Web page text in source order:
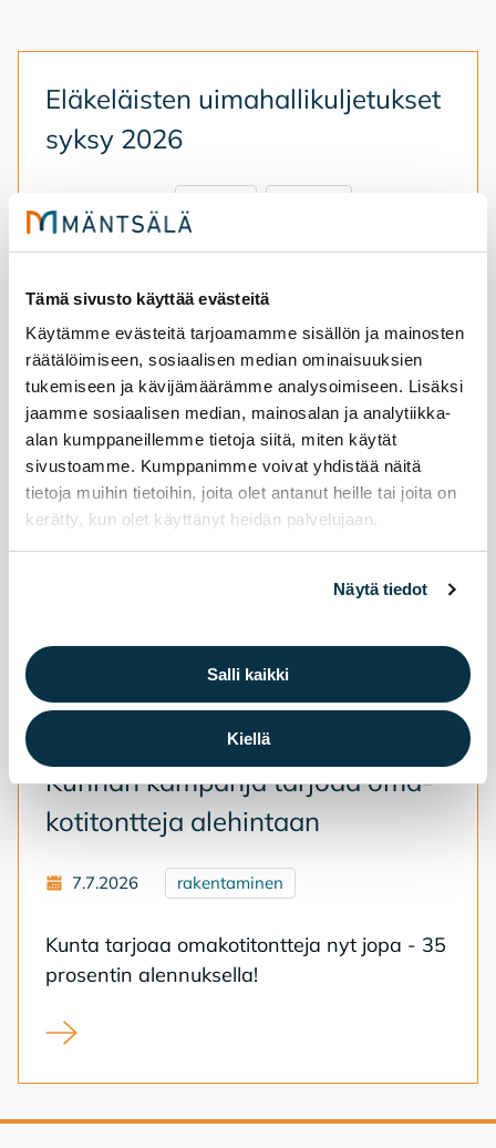
Tämä sivusto käyttää evästeitä
Käytämme evästeitä tarjoamamme sisällön ja mainosten
räätälöimiseen, sosiaalisen median ominaisuuksien
tukemiseen ja kävijämäärämme analysoimiseen. Lisäksi
jaamme sosiaalisen median, mainosalan ja analytiikka-
alan kumppaneillemme tietoja siitä, miten käytät
sivustoamme. Kumppanimme voivat yhdistää näitä
tietoja muihin tietoihin, joita olet antanut heille tai joita on
kerätty, kun olet käyttänyt heidän palvelujaan.
Näytä tiedot
Salli kaikki
Kiellä
Elä­ke­läis­ten ui­ma­hal­li­kul­je­tuk­set
syk­sy 2026
Elä­ke­läis­ten uin­ti­kul­je­tuk­set jat­ku­vat syys­
kuus­sa. Ter­ve­tu­loa mu­kaan!
Eläkeläisten uimahallikuljetukset syksy 2026
Kun­nan kam­pan­ja tar­jo­aa oma­
ko­ti­tont­te­ja ale­hin­taan
7.7.2026 rakentaminen
Kun­ta tar­jo­aa oma­ko­ti­tont­te­ja nyt jopa - 35
pro­sen­tin alen­nuk­sel­la!
Kunnan kampanja tarjoaa omakotitontteja alehintaan